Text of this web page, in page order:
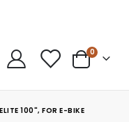
Cart
0prekės
100", FOR E-BIKE